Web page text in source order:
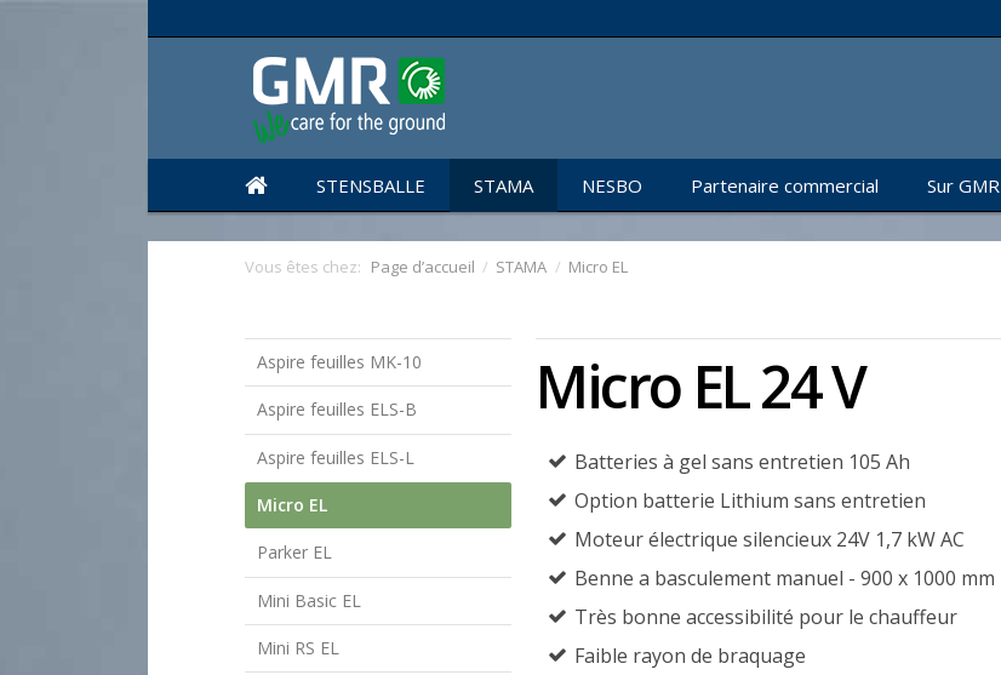
STENSBALLE STAMA NESBO Partenaire commercial Sur GMR
Vous êtes chez: Page d’accueil / STAMA / Micro EL
Aspire feuilles MK-10
Aspire feuilles ELS-B
Aspire feuilles ELS-L
Micro EL
Parker EL
Mini Basic EL
Mini RS EL
Micro EL 24 V
Batteries à gel sans entretien 105 Ah
Option batterie Lithium sans entretien
Moteur électrique silencieux 24V 1,7 kW AC
Benne a basculement manuel - 900 x 1000 mm
Très bonne accessibilité pour le chauffeur
Faible rayon de braquage